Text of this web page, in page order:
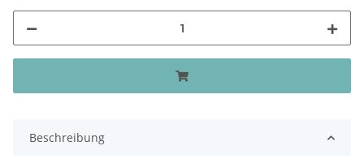
Beschreibung